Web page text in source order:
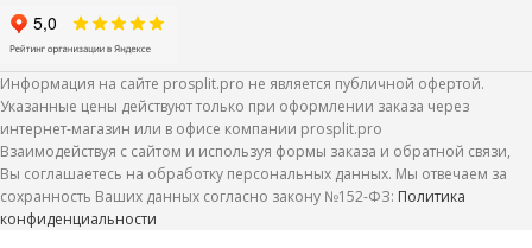
Информация на сайте prosplit.pro не является публичной офертой.
Указанные цены действуют только при оформлении заказа через
интернет-магазин или в офисе компании prosplit.pro
Взаимодействуя с сайтом и используя формы заказа и обратной связи,
Вы соглашаетесь на обработку персональных данных. Мы отвечаем за
сохранность Ваших данных согласно закону №152-ФЗ: Политика
конфиденциальности